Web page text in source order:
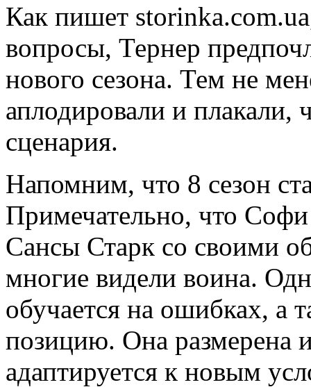
Как пишет
вопросы, Тернер
нового сезона. Тем не
аплодировали и плакали,
сценария.
Напомним, что 8 сезон
Примечательно, что
Сансы Старк со своими
многие видели воина.
обучается на ошибках,
позицию. Она размерена
адаптируется к новым